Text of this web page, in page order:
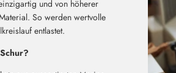
und von höherer
So werden wertvolle
entlastet.
auf deine erste Bestellung